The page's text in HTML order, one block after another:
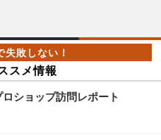
スメ情報
ショップ訪問レポート